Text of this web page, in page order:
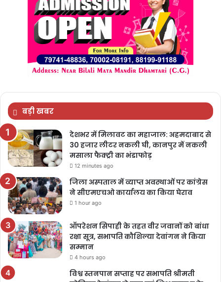
बड़ी खबर
देशभर में मिलावट का महाजाल: अहमदाबाद से
30 हजार लीटर नकली घी, कानपुर में नकली
मसाला फैक्ट्री का भंडाफोड़
12 minutes ago
जिला अस्पताल में व्याप्त अवस्थाओं पर कांग्रेस
ने सीएमएचओ कार्यालय का किया घेराव
1 hour ago
ऑपरेशन सिपाही के तहत वीर जवानों को बांधा
रक्षा सूत्र, सभापति कौशिल्या देवांगन ने किया
सम्मान
4 hours ago
विश्व स्तनपान सप्ताह पर सभापति श्रीमती